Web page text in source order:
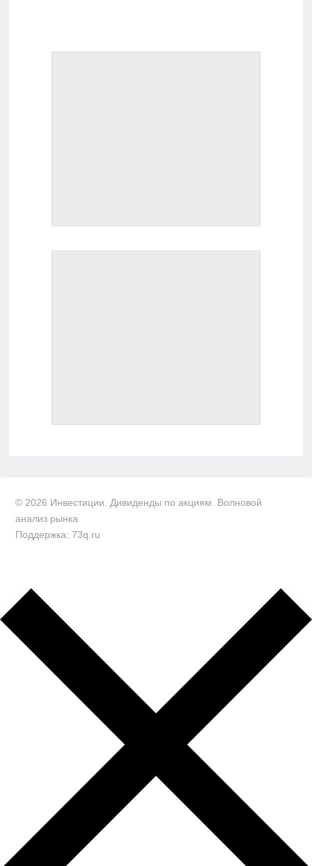
© 2026 Инвестиции. Дивиденды по акциям. Волновой
анализ рынка
Поддержка: 73q.ru